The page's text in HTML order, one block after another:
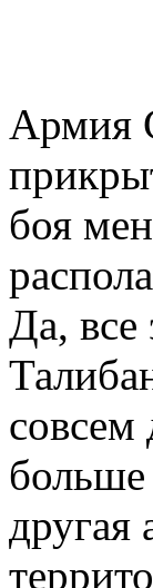
Армия
боя
Да, все
совсем
больше